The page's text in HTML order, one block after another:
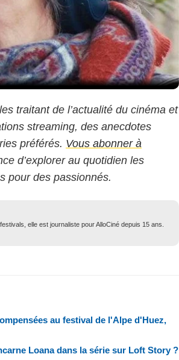
traitant de l’actualité du cinéma et
streaming, des anecdotes
préférés. Vous abonner à
d’explorer au quotidien les
pour des passionnés.
elle est journaliste pour AlloCiné depuis 15 ans.
au festival de l'Alpe d'Huez,
Loana dans la série sur Loft Story ?